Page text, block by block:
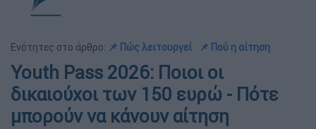
Ενότητες στο άρθρο: 📌 Πώς λειτουργεί 📌 Πού η αίτηση
Youth Pass 2026: Ποιοι οι
δικαιούχοι των 150 ευρώ - Πότε
μπορούν να κάνουν αίτηση